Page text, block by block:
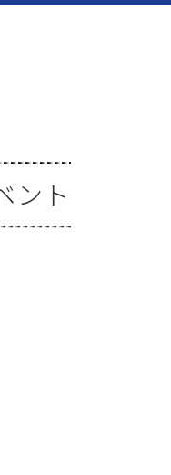
ント